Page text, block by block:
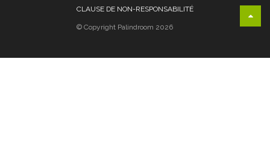
CLAUSE DE NON-RESPONSABILITÉ
© Copyright Palindroom 2026